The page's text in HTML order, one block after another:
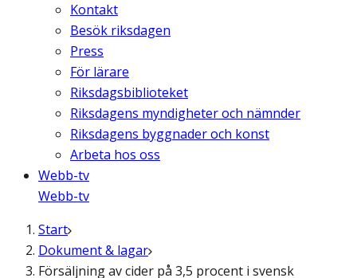
Kontakt
Besök riksdagen
Press
För lärare
Riksdagsbiblioteket
Riksdagens myndigheter och nämnder
Riksdagens byggnader och konst
Arbeta hos oss
Webb-tv
Webb-tv
Start
Dokument & lagar
Försäljning av cider på 3,5 procent i svensk